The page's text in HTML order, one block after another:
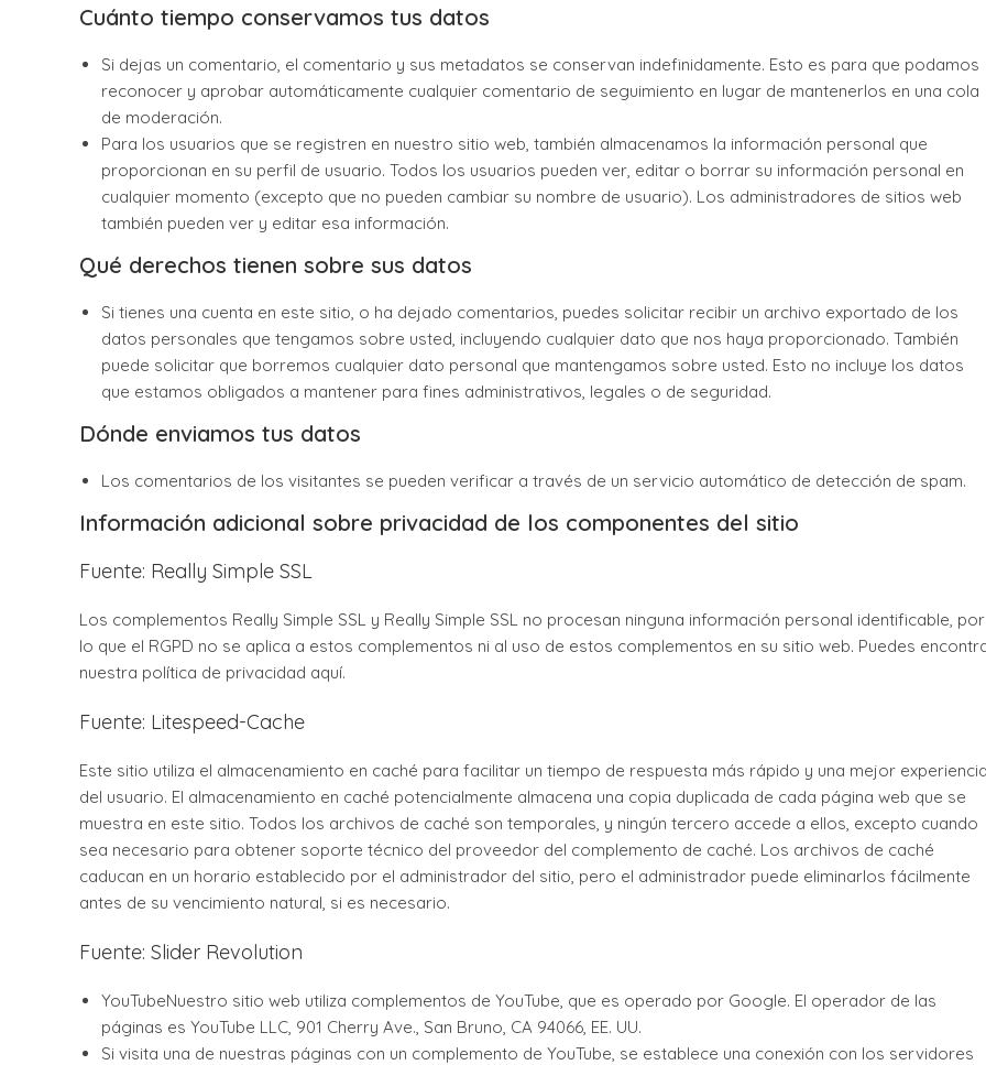
Cuánto tiempo conservamos tus datos
Si dejas un comentario, el comentario y sus metadatos se conservan indefinidamente. Esto es para que podamos
reconocer y aprobar automáticamente cualquier comentario de seguimiento en lugar de mantenerlos en una cola
de moderación.
Para los usuarios que se registren en nuestro sitio web, también almacenamos la información personal que
proporcionan en su perfil de usuario. Todos los usuarios pueden ver, editar o borrar su información personal en
cualquier momento (excepto que no pueden cambiar su nombre de usuario). Los administradores de sitios web
también pueden ver y editar esa información.
Qué derechos tienen sobre sus datos
Si tienes una cuenta en este sitio, o ha dejado comentarios, puedes solicitar recibir un archivo exportado de los
datos personales que tengamos sobre usted, incluyendo cualquier dato que nos haya proporcionado. También
puede solicitar que borremos cualquier dato personal que mantengamos sobre usted. Esto no incluye los datos
que estamos obligados a mantener para fines administrativos, legales o de seguridad.
Dónde enviamos tus datos
Los comentarios de los visitantes se pueden verificar a través de un servicio automático de detección de spam.
Información adicional sobre privacidad de los componentes del sitio
Fuente: Really Simple SSL
Los complementos Really Simple SSL y Really Simple SSL no procesan ninguna información personal identificable, por
lo que el RGPD no se aplica a estos complementos ni al uso de estos complementos en su sitio web. Puedes
nuestra política de privacidad aquí.
Fuente: Litespeed-Cache
Este sitio utiliza el almacenamiento en caché para facilitar un tiempo de respuesta más rápido y una mejor
del usuario. El almacenamiento en caché potencialmente almacena una copia duplicada de cada página web que se
muestra en este sitio. Todos los archivos de caché son temporales, y ningún tercero accede a ellos, excepto cuando
sea necesario para obtener soporte técnico del proveedor del complemento de caché. Los archivos de caché
caducan en un horario establecido por el administrador del sitio, pero el administrador puede eliminarlos fácilmente
antes de su vencimiento natural, si es necesario.
Fuente: Slider Revolution
YouTubeNuestro sitio web utiliza complementos de YouTube, que es operado por Google. El operador de las
páginas es YouTube LLC, 901 Cherry Ave., San Bruno, CA 94066, EE. UU.
Si visita una de nuestras páginas con un complemento de YouTube, se establece una conexión con los servidores